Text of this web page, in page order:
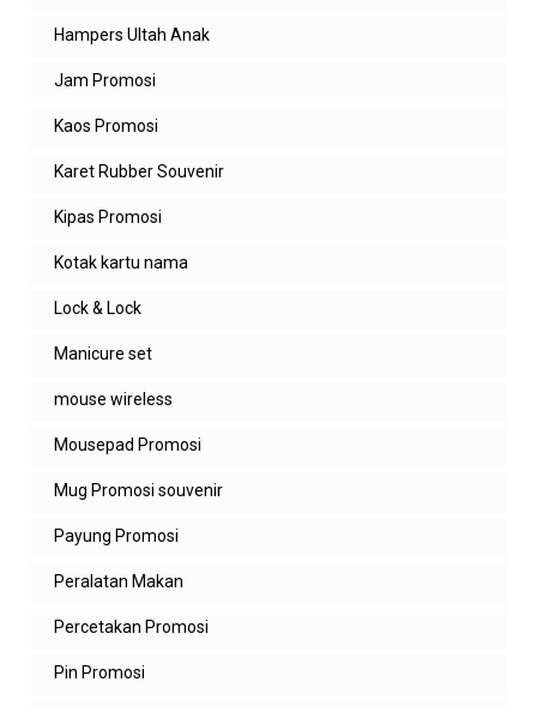
Balas
Ditha
Di sini modelnya lengkapp
Balas
Anonim
Hampers Ultah Anak
Jam Promosi
Kaos Promosi
Karet Rubber Souvenir
Kipas Promosi
Kotak kartu nama
Lock & Lock
Manicure set
mouse wireless
Mousepad Promosi
Mug Promosi souvenir
Payung Promosi
Peralatan Makan
Percetakan Promosi
Pin Promosi